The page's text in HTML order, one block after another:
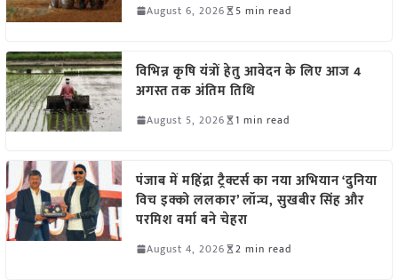
August 6, 2026 5 min read
विभिन्न कृषि यंत्रों हेतु आवेदन के लिए आज 4
अगस्त तक अंतिम तिथि
August 5, 2026 1 min read
पंजाब में महिंद्रा ट्रैक्टर्स का नया अभियान ‘दुनिया
विच इक्को ललकार’ लॉन्च, सुखबीर सिंह और
परमिश वर्मा बने चेहरा
August 4, 2026 2 min read